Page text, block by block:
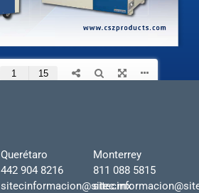
Querétaro
442 904 8216
sitecinformacion@sitec.mx
Monterrey
811 088 5815